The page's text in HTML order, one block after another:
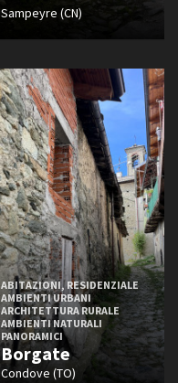
Sampeyre (CN)
ABITAZIONI, RESIDENZIALE
AMBIENTI URBANI
ARCHITETTURA RURALE
AMBIENTI NATURALI
PANORAMICI
Borgate
Condove (TO)